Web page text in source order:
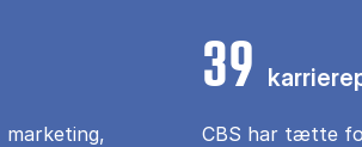
marketing,
39
CBS har tætte